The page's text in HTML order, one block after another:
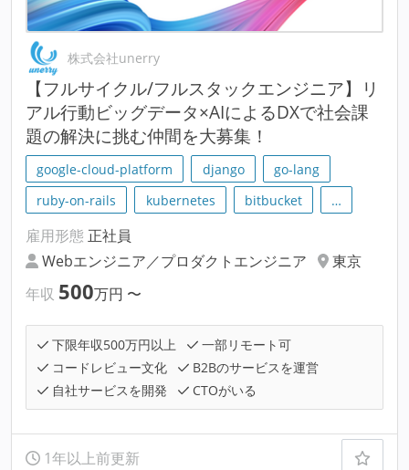
株式会社unerry
【フルサイクル/フルスタックエンジニア】リ
アル行動ビッグデータ×AIによるDXで社会課
題の解決に挑む仲間を大募集！
google-cloud-platform django
go-lang
ruby-on-rails
kubernetes bitbucket …
雇用形態 正社員
Webエンジニア／プロダクトエンジニア
東京
年収 500万円 〜
下限年収500万円以上
一部リモート可
コードレビュー文化
B2Bのサービスを運営
自社サービスを開発
CTOがいる
1年以上前更新